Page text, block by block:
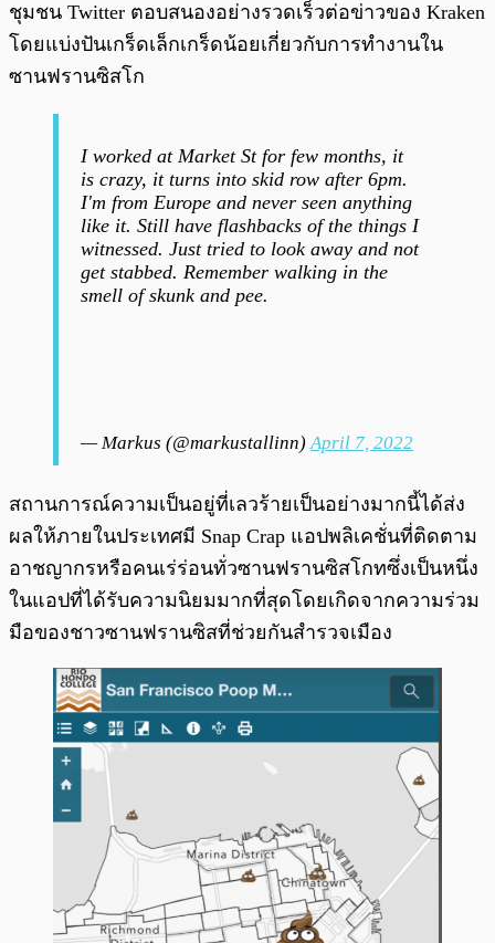
ชุมชน Twitter ตอบสนองอย่างรวดเร็วต่อข่าวของ Kraken
โดยแบ่งปันเกร็ดเล็กเกร็ดน้อยเกี่ยวกับการทำงานใน
ซานฟรานซิสโก
I worked at Market St for few months, it
is crazy, it turns into skid row after 6pm.
I'm from Europe and never seen anything
like it. Still have flashbacks of the things I
witnessed. Just tried to look away and not
get stabbed. Remember walking in the
smell of skunk and pee.
— Markus (@markustallinn)April 7, 2022
สถานการณ์ความเป็นอยู่ที่เลวร้ายเป็นอย่างมากนี้ได้ส่ง
ผลให้ภายในประเทศมี Snap Crap แอปพลิเคชั่นที่ติดตาม
อาชญากรหรือคนเร่ร่อนทั่วซานฟรานซิสโกทซึ่งเป็นหนึ่ง
ในแอปที่ได้รับความนิยมมากที่สุดโดยเกิดจากความร่วม
มือของชาวซานฟรานซิสที่ช่วยกันสำรวจเมือง